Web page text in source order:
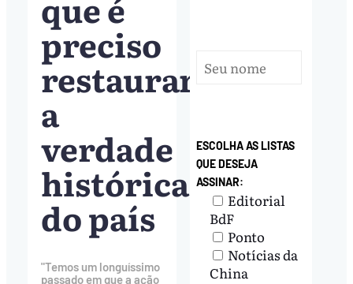
preciso
restaurar
a
verdade
histórica
do país
"Temos um longuíssimo
passado em que a ação
ESCOLHA AS LISTAS
QUE DESEJA
ASSINAR:
Editorial
BdF
Ponto
Notícias da
China